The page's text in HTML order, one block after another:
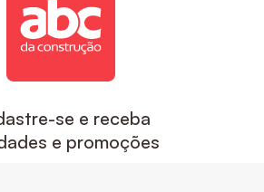
se e receba
e promoções